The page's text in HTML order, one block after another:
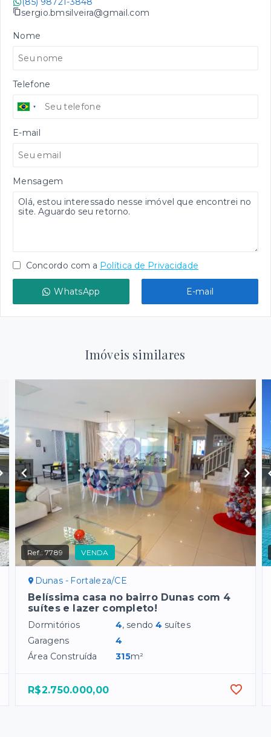
sergio.bmsilveira@gmail.com
Nome
Telefone
E-mail
Mensagem
Concordo com a Política de Privacidade
WhatsApp E-mail
Imóveis similares
Ref.:7789 VENDA
Dunas - Fortaleza/CE
Belíssima casa no bairro Dunas com 4
suítes e lazer completo!
Dormitórios 4, sendo4 suítes
Garagens
4
Área Construída
315m²
R$2.750.000,00